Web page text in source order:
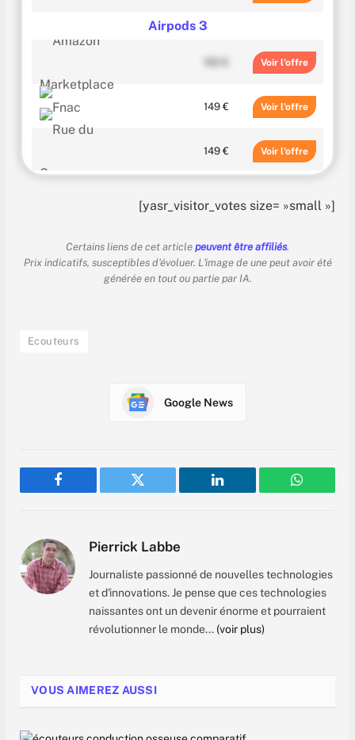
Voir
Voir
Airpods 3
Voir
149 € Voir
149 € Voir
179.99 €
[yasr_visitor_votes size= »small »]
Certains liens de cet article peuvent être affiliés.
Prix indicatifs, susceptibles d'évoluer. L'image de une peut avoir été
générée en tout ou partie par IA.
Ecouteurs
Google News
Facebook Twitter LinkedIn
Pierrick Labbe
Journaliste passionné de nouvelles technologies
et d'innovations. Je pense que ces technologies
naissantes ont un devenir énorme et pourraient
révolutionner le monde... (voir plus)
VOUS AIMEREZ AUSSI